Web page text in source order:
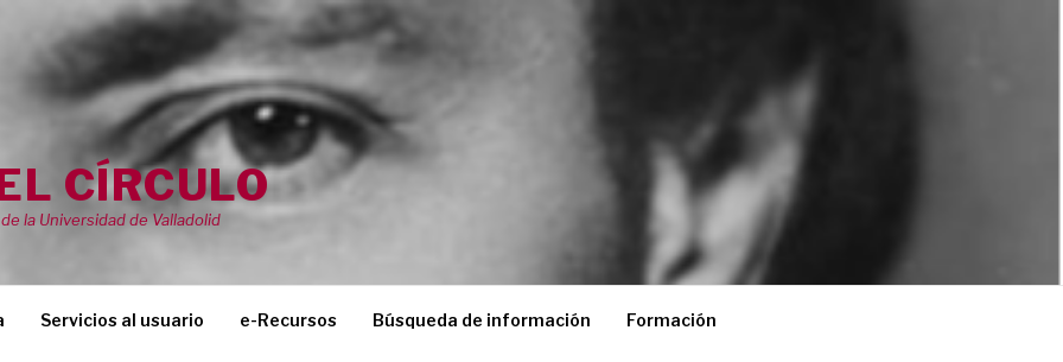
CÍRCULO
la Universidad de Valladolid
Servicios al usuario e-Recursos Búsqueda de información Formación